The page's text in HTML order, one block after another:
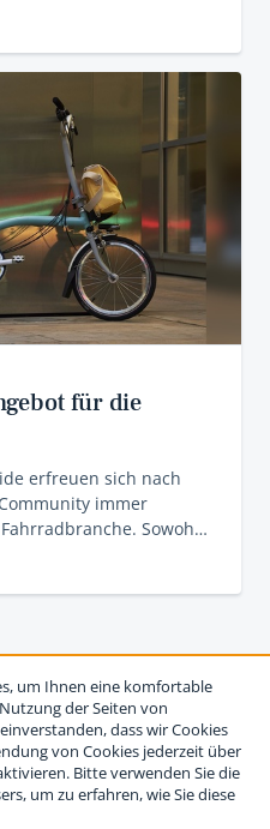
für die
erfreuen sich nach
immer
Sowoh…
um Ihnen eine komfortable
der Seiten von
dass wir Cookies
von Cookies jederzeit über
Bitte verwenden Sie die
um zu erfahren, wie Sie diese